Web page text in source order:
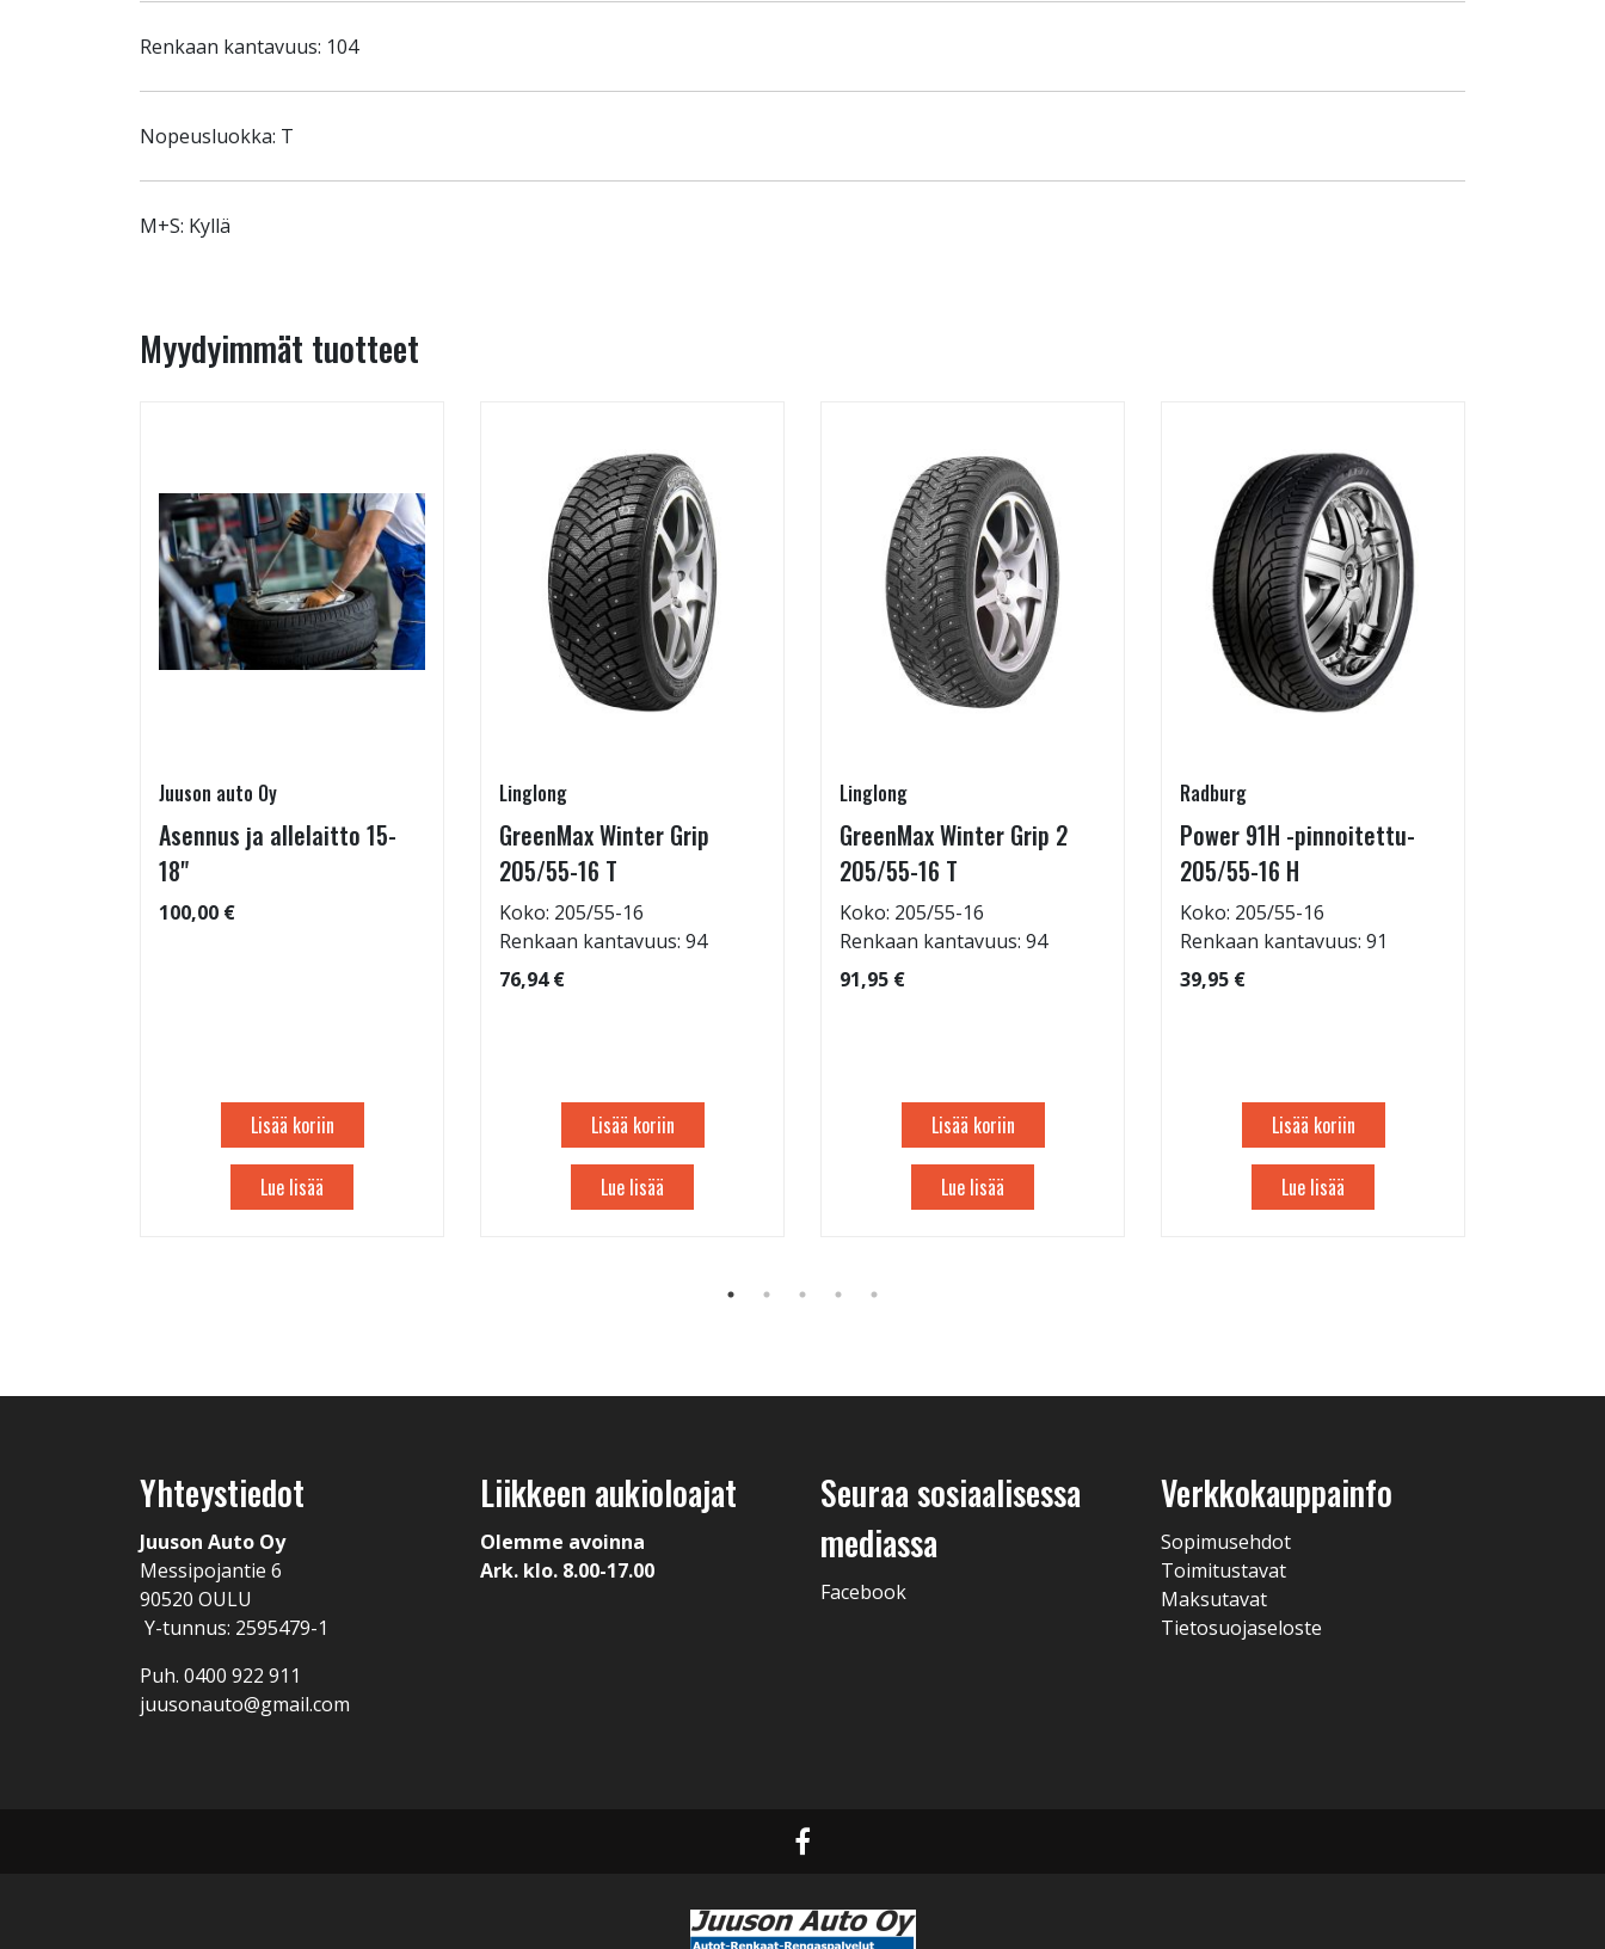
Renkaan kantavuus: 104
Nopeusluokka: T
M+S: Kyllä
Myydyimmät tuotteet
Juuson auto Oy
Asennus ja allelaitto 15-
18"
100,00 €
Lisää koriin
Lue lisää
Linglong
GreenMax Winter Grip
205/55-16 T
Koko: 205/55-16
Renkaan kantavuus: 94
76,94 €
Lisää koriin
Lue lisää
Linglong
GreenMax Winter Grip 2
205/55-16 T
Koko: 205/55-16
Renkaan kantavuus: 94
91,95 €
Lisää koriin
Lue lisää
Radburg
Power 91H -pinnoitettu-
205/55-16 H
Koko: 205/55-16
Renkaan kantavuus: 91
39,95 €
Lisää koriin
Lue lisää
Yhteystiedot
Juuson Auto Oy
Messipojantie 6
90520 OULU
Y-tunnus: 2595479-1
Puh. 0400 922 911
juusonauto@gmail.com
Liikkeen aukioloajat
Olemme avoinna
Ark. klo. 8.00-17.00
Seuraa sosiaalisessa
mediassa
Facebook
Verkkokauppainfo
Sopimusehdot
Toimitustavat
Maksutavat
Tietosuojaseloste